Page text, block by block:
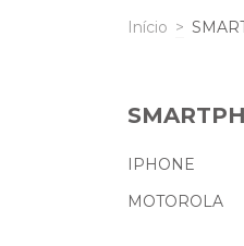
Início >
IPHONE
MOTOROLA